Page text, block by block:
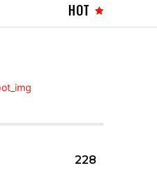
HOT
228